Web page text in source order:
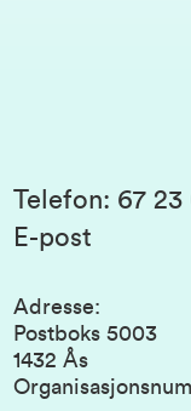
Telefon: 67
E-post
Adresse:
Postboks 5003
1432 Ås